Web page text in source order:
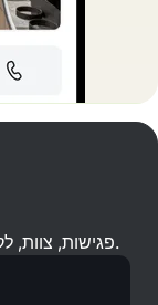
פגישות, צוות, לקוחות והאתר שלך — הכל באפליקציה אחת.